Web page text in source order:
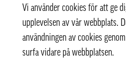
Vi använder cookies för att ge
upplevelsen av vår webbplats.
användningen av cookies
surfa vidare på webbplatsen.